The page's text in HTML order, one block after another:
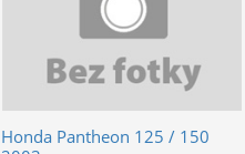
Honda Pantheon 125 / 150